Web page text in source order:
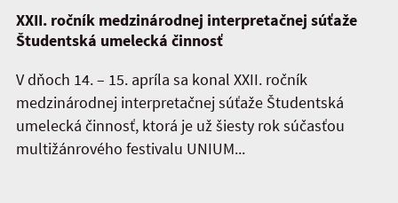
XXII. ročník medzinárodnej interpretačnej súťaže
Študentská umelecká činnosť
V dňoch 14. – 15. apríla sa konal XXII. ročník
medzinárodnej interpretačnej súťaže Študentská
umelecká činnosť, ktorá je už šiesty rok súčasťou
multižánrového festivalu UNIUM...